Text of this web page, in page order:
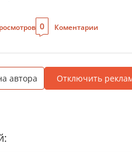
0 Коментарии
автора Отключить